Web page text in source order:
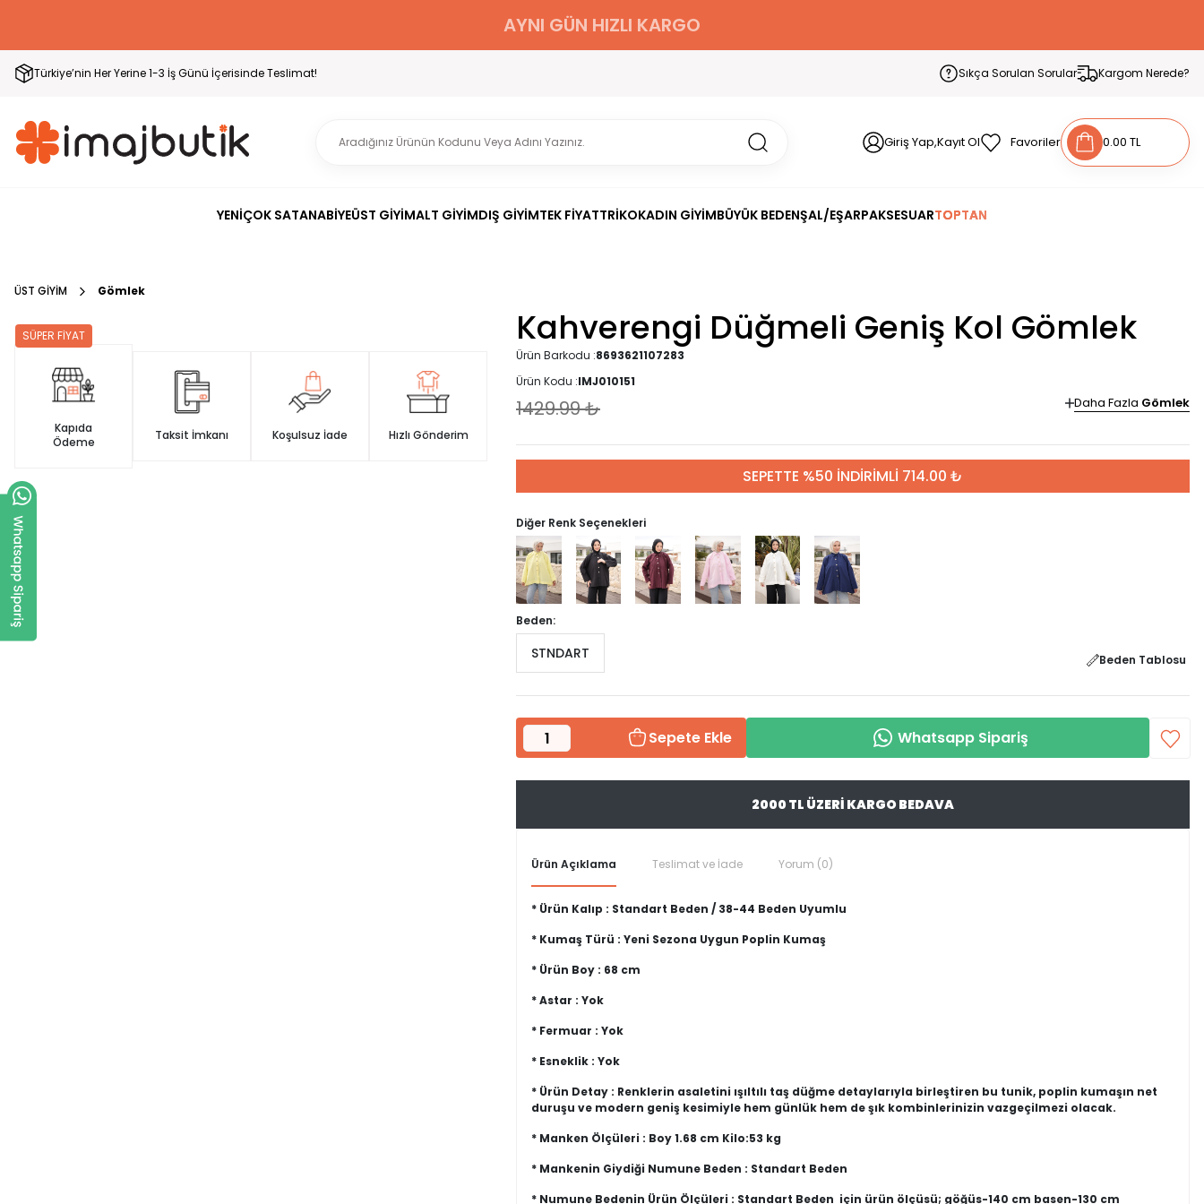
AYNI GÜN HIZLI KARGO
Türkiye’nin Her Yerine 1-3 İş Günü İçerisinde Teslimat! Sıkça Sorulan Sorular Kargom Nerede?
Giriş Yap,Kayıt Ol Favoriler 0.00 TL
YENİÇOK SATANABİYEÜST GİYİMALT GİYİMDIŞ GİYİMTEK FİYATTRİKOKADIN GİYİMBÜYÜK BEDENŞAL/EŞARPAKSESUARTOPTAN
ÜST GİYİM Gömlek
SÜPER FİYAT
Kapıda
Ödeme
Taksit İmkanı Koşulsuz İade Hızlı Gönderim
Kahverengi Düğmeli Geniş Kol Gömlek
Ürün Barkodu :8693621107283
Ürün Kodu :IMJ010151
1429.99₺ Daha Fazla Gömlek
SEPETTE %50 İNDİRİMLİ 714.00 ₺
Diğer Renk Seçenekleri
Beden:
STNDART Beden Tablosu
Sepete Ekle Whatsapp Sipariş
2000 TL ÜZERİ KARGO BEDAVA
Ürün Açıklama Teslimat ve İade Yorum (0)
* Ürün Kalıp : Standart Beden / 38-44 Beden Uyumlu
* Kumaş Türü : Yeni Sezona Uygun Poplin Kumaş
* Ürün Boy : 68 cm
* Astar : Yok
* Fermuar : Yok
* Esneklik : Yok
* Ürün Detay : Renklerin asaletini ışıltılı taş düğme detaylarıyla birleştiren bu tunik, poplin kumaşın net
duruşu ve modern geniş kesimiyle hem günlük hem de şık kombinlerinizin vazgeçilmezi olacak.
* Manken Ölçüleri : Boy 1.68 cm Kilo:53 kg
* Mankenin Giydiği Numune Beden : Standart Beden
* Numune Bedenin Ürün Ölçüleri : Standart Beden için ürün ölçüsü; göğüs-140 cm basen-130 cm